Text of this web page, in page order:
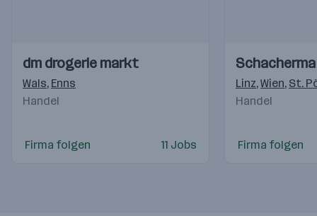
Videos
Einblicke
Einblicke
dm drogerie markt
Wals, Enns
Handel
Firma folgen 11 Jobs
Videos
Einblicke
Einblicke
Linz,Wien, St.
Handel
Firma folgen